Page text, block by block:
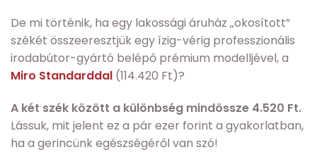
De mi történik, ha egy lakossági áruház „okosított”
székét összeeresztjük egy ízig-vérig professzionális
irodabútor-gyártó belépő prémium modelljével, a
Miro Standarddal (114.420 Ft)?
A két szék között a különbség mindössze 4.520 Ft.
Lássuk, mit jelent ez a pár ezer forint a gyakorlatban,
ha a gerincünk egészségéről van szó!